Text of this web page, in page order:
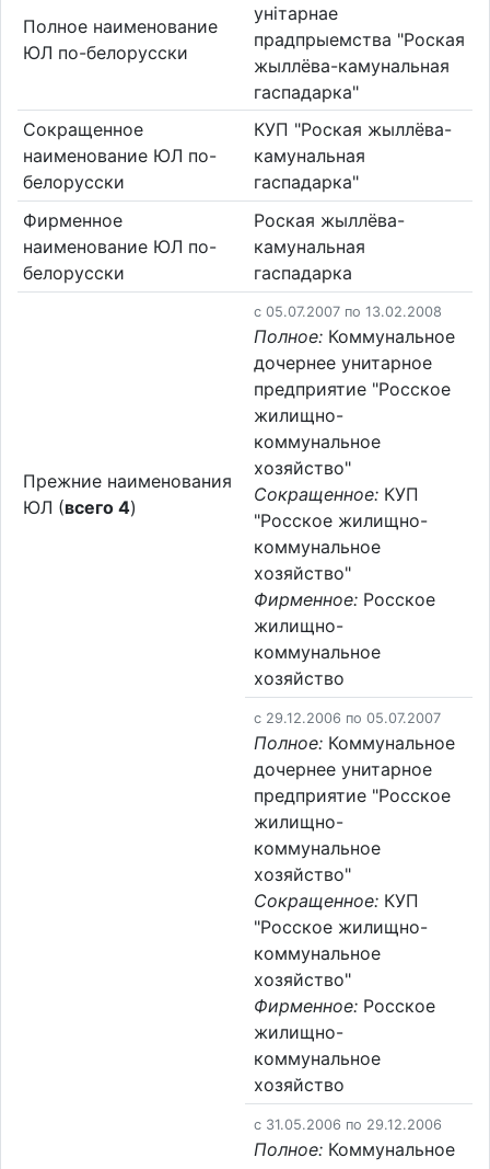
Полное наименование
ЮЛ по-белорусски
унітарнае
прадпрыемства "Роская
жыллёва-камунальная
гаспадарка"
Сокращенное
наименование ЮЛ по-
белорусски
КУП "Роская жыллёва-
камунальная
гаспадарка"
Фирменное
наименование ЮЛ по-
белорусски
Роская жыллёва-
камунальная
гаспадарка
Прежние наименования
ЮЛ (всего 4)
c 05.07.2007 по 13.02.2008
Полное: Коммунальное
дочернее унитарное
предприятие "Росское
жилищно-
коммунальное
хозяйство"
Сокращенное: КУП
"Росское жилищно-
коммунальное
хозяйство"
Фирменное: Росское
жилищно-
коммунальное
хозяйство
c 29.12.2006 по 05.07.2007
Полное: Коммунальное
дочернее унитарное
предприятие "Росское
жилищно-
коммунальное
хозяйство"
Сокращенное: КУП
"Росское жилищно-
коммунальное
хозяйство"
Фирменное: Росское
жилищно-
коммунальное
хозяйство
c 31.05.2006 по 29.12.2006
Полное: Коммунальное